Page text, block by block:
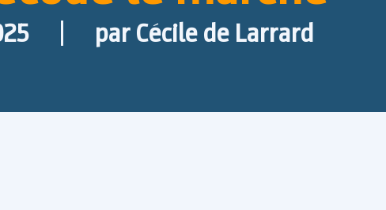
parCécile de Larrard